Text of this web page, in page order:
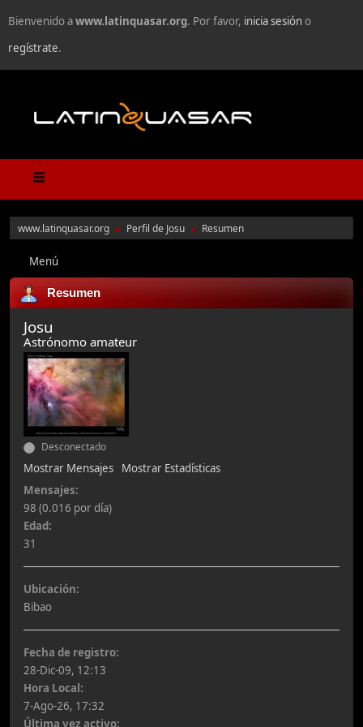
Bienvenido awww.latinquasar.org. Por favor, inicia sesióno
regístrate.
www.latinquasar.org ► Perfil de Josu ► Resumen
Menú
Resumen
Josu
Astrónomo amateur
Desconectado
Mostrar Mensajes
Mostrar Estadísticas
Mensajes:
98 (0.016 por día)
Edad:
31
Ubicación:
Bibao
Fecha de registro:
28-Dic-09, 12:13
Hora Local:
7-Ago-26, 17:32
Última vez activo: